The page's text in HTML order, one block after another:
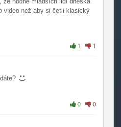
video než aby si četli klasický
1 1
0 0